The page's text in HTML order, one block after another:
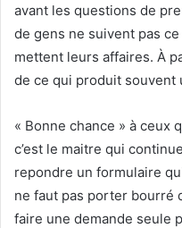
avant les questions de
de gens ne suivent pas
mettent leurs affaires. À
de ce qui produit souvent
« Bonne chance » à ceux
c’est le maitre qui
repondre un formulaire
ne faut pas porter bourré
faire une demande seule